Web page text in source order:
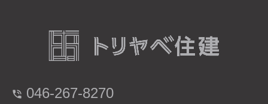
046-267-8270